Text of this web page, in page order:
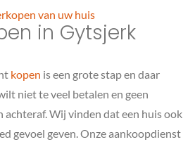
van uw huis
in Gytsjerk
kopen is een grote stap en daar
niet te veel betalen en geen
achteraf. Wij vinden dat een huis ook
gevoel geven. Onze aankoopdienst